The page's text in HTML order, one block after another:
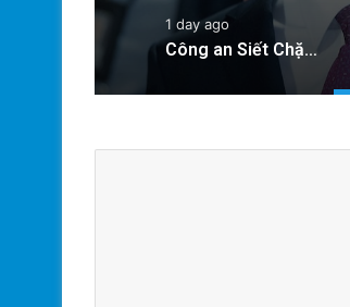
1 day ago
Công an Siết Chặt Quản Lý Người Dùng Mạng Xã Hội: Nhận Diện ‘Phản Động’ Theo Quan Điểm Đảng Cộng Sản Việt Nam